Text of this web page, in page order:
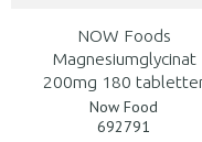
NOW Foods
Magnesiumglycinat
200mg 180
Now Food
692791